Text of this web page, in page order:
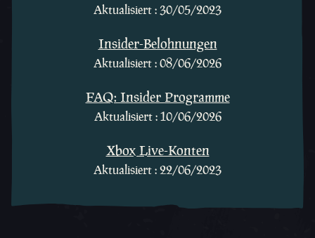
Aktualisiert : 30/05/2023
Insider-Belohnungen
Aktualisiert : 08/06/2026
FAQ: Insider Programme
Aktualisiert : 10/06/2026
Xbox Live-Konten
Aktualisiert : 22/06/2023